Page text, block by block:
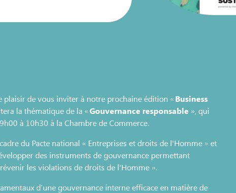
plaisir de vous inviter à notre prochaine édition «Business
la thématique de la «Gouvernance responsable », qui
à 10h30 à la Chambre de Commerce.
du Pacte national « Entreprises et droits de l'Homme » et
des instruments de gouvernance permettant
les violations de droits de l'Homme ».
d’une gouvernance interne efficace en matière de